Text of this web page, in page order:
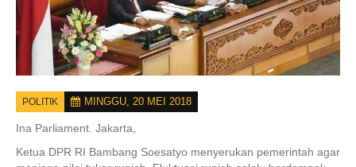
POLITIK MINGGU, 20 MEI 2018
Ina Parliament. Jakarta,
Ketua DPR RI Bambang Soesatyo menyerukan pemerintah agar